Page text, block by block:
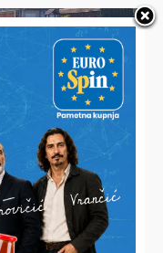
i putnici pružena